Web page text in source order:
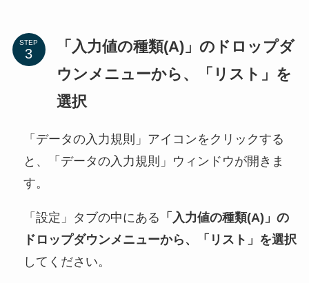
STEP
「入力値の種類(A)」のドロップダ
ウンメニューから、「リスト」を
選択
「データの入力規則」アイコンをクリックする
と、「データの入力規則」ウィンドウが開きま
す。
「設定」タブの中にある 「入力値の種類(A)」の
ドロップダウンメニューから、「リスト」を選択
してください。